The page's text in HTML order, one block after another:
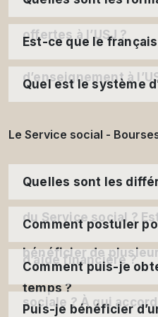
offertes à l’USJ ?
Est-ce que le
d’enseignement à
Quel est le système
Le Service social -
Quelles sont les
du Service social ?
bénéficier de
temps ?
Comment postuler
d’aide financière ?
Comment puis-je
sociale ? À qui
Puis-je bénéficier